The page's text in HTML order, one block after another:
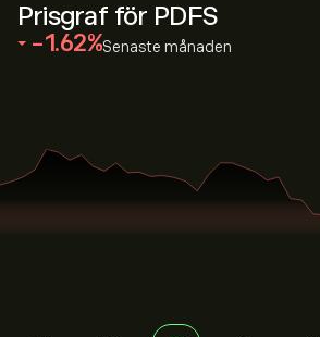
Prisgraf för PDFS
‎-1.62‎ Senaste månaden